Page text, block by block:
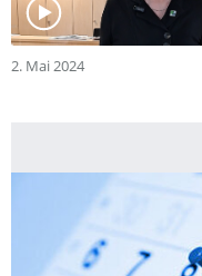
2. Mai 2024